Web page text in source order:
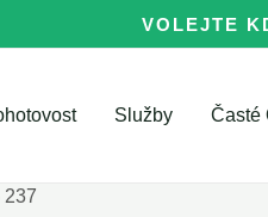
VOLEJTE
Služby Časté
237